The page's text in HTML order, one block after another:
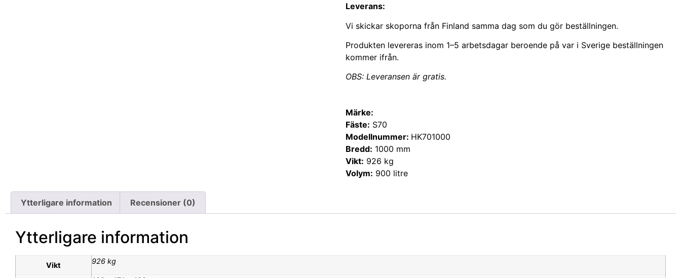
Leverans:
Vi skickar skoporna från Finland samma dag som du gör beställningen.
Produkten levereras inom 1–5 arbetsdagar beroende på var i Sverige beställningen
kommer ifrån.
OBS: Leveransen är gratis.
Märke:
Fäste: S70
Modellnummer: HK701000
Bredd: 1000 mm
Vikt: 926 kg
Volym: 900 litre
Ytterligare information Recensioner (0)
Ytterligare information
Vikt 926 kg